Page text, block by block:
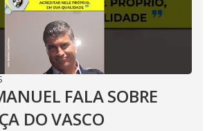
FALA SOBRE
DO VASCO